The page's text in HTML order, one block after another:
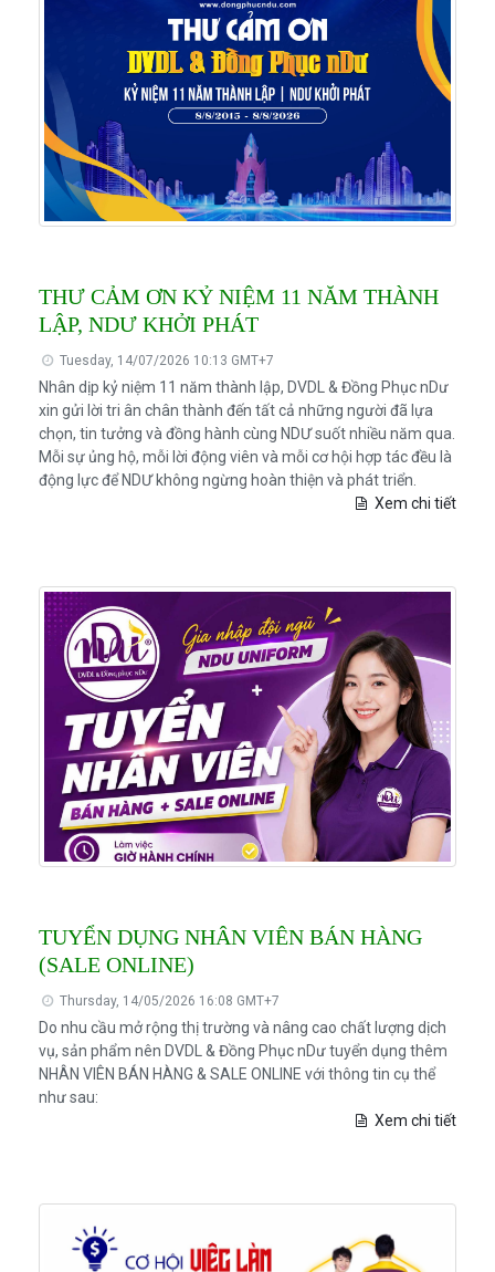
THƯ CẢM ƠN KỶ NIỆM 11 NĂM THÀNH
LẬP, NDƯ KHỞI PHÁT
Tuesday, 14/07/2026 10:13 GMT+7
Nhân dịp kỷ niệm 11 năm thành lập, DVDL & Đồng Phục nDư
xin gửi lời tri ân chân thành đến tất cả những người đã lựa
chọn, tin tưởng và đồng hành cùng NDƯ suốt nhiều năm qua.
Mỗi sự ủng hộ, mỗi lời động viên và mỗi cơ hội hợp tác đều là
động lực để NDƯ không ngừng hoàn thiện và phát triển.
Xem chi tiết
TUYỂN DỤNG NHÂN VIÊN BÁN HÀNG
(SALE ONLINE)
Thursday, 14/05/2026 16:08 GMT+7
Do nhu cầu mở rộng thị trường và nâng cao chất lượng dịch
vụ, sản phẩm nên DVDL & Đồng Phục nDư tuyển dụng thêm
NHÂN VIÊN BÁN HÀNG & SALE ONLINE với thông tin cụ thể
như sau:
Xem chi tiết